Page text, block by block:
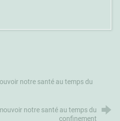
notre santé au temps du
notre santé au temps du
confinement